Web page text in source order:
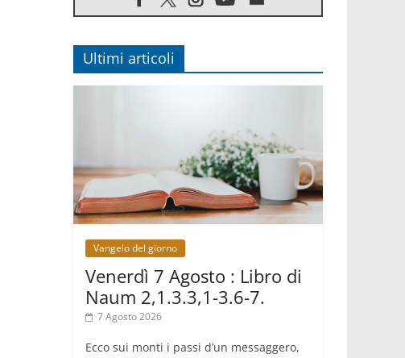
07.08.2026
07.08.2026
SIGNIS 2026, dare voce alle religiose
cattoliche nello spazio pubblico
crisi dimenticata
Italia, Antigone: carceri al limite della
sopravvivenza per caldo e
sovraffollamento
07.08.2026
Parolin conclude il viaggio in
Messico: "La pace inizia con
l'empatia per il dolore altrui"
07.08.2026
Uruguay, il presidente dei vescovi: la
visita del Papa dono per tutto il
Paese
Ultimi articoli
Vangelo del giorno
Venerdì 7 Agosto : Libro di
Naum 2,1.3.3,1-3.6-7.
7 Agosto 2026
Ecco sui monti i passi d’un messaggero,